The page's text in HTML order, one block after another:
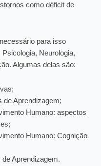
como déficit de
para isso
Neurologia,
Algumas delas são:
de Aprendizagem;
Humano: aspectos
Humano: Cognição
Aprendizagem.